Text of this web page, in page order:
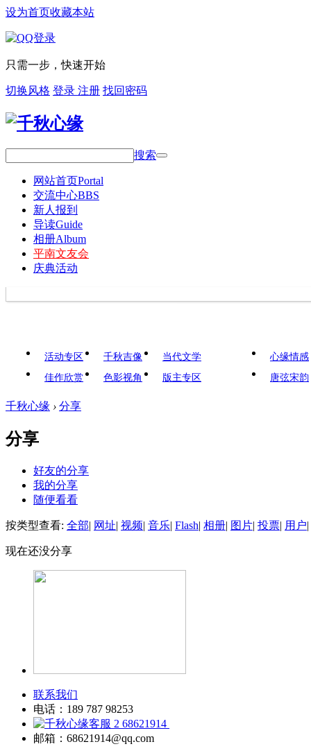
设为首页收藏本站
只需一步，快速开始
切换风格 登录 注册 找回密码
搜索
网站首页Portal
交流中心BBS
新人报到
导读Guide
相册Album
平南文友会
庆典活动
活动专区 千秋吉像
当代文学
佳作欣赏
色影视角 版主专区
心缘情感
唐弦宋韵
千秋心缘 › 分享
分享
好友的分享
我的分享
随便看看
按类型查看: 全部| 网址| 视频| 音乐| Flash| 相册| 图片| 投票| 用户|
现在还没分享
联系我们
电话：189 787 98253
68621914
邮箱：68621914@qq.com